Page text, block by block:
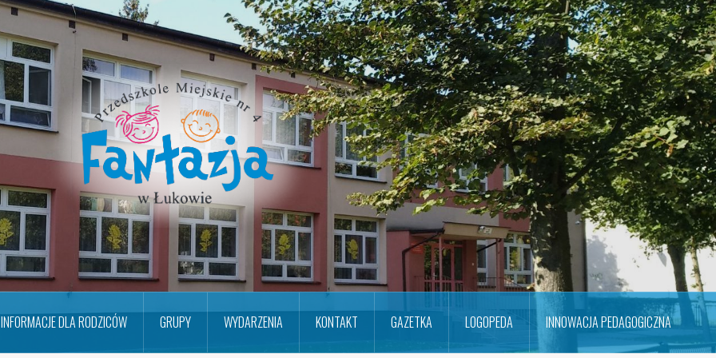
INFORMACJE DLA RODZICÓW GRUPY WYDARZENIA KONTAKT GAZETKA LOGOPEDA INNOWACJA PEDAGOGICZNA